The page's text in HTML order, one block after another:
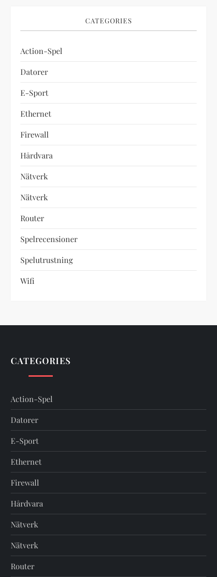
CATEGORIES
Action-Spel
Datorer
E-Sport
Ethernet
Firewall
Hårdvara
Nätverk
Nätverk
Router
Spelrecensioner
Spelutrustning
Wifi
CATEGORIES
Action-Spel
Datorer
E-Sport
Ethernet
Firewall
Hårdvara
Nätverk
Nätverk
Router